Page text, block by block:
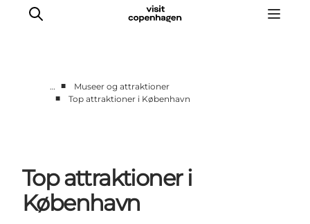
Områder
Planlæg din tur
CopenPay
… ■
Museer og attraktioner
■
Top attraktioner i København
Top attraktioner i
København